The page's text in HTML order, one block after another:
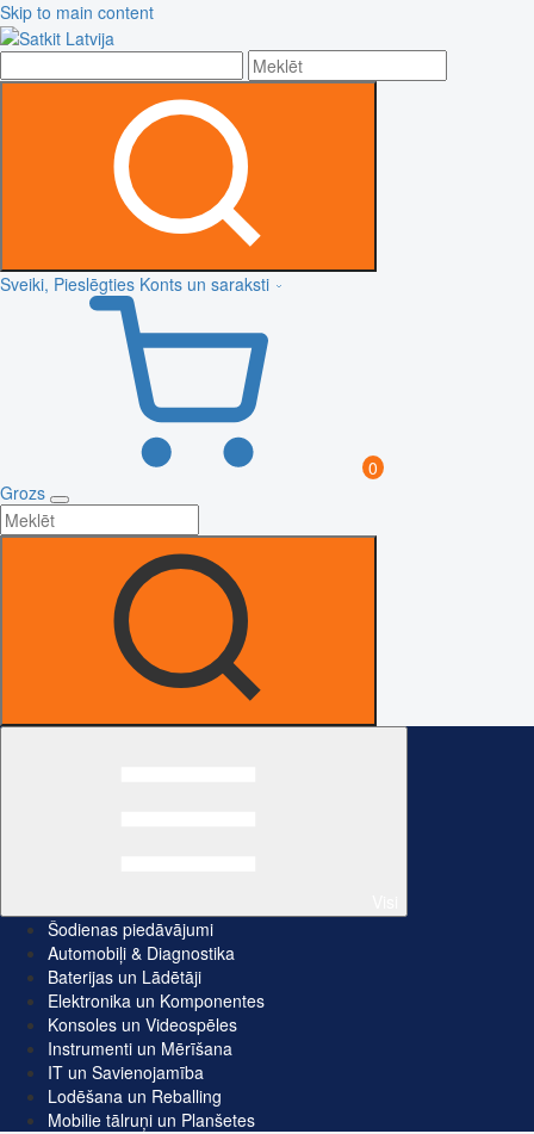
Skip to main content
Sveiki, Pieslēgties Konts un saraksti
0
Grozs
Šodienas piedāvājumi
Automobiļi & Diagnostika
Baterijas un Lādētāji
Elektronika un Komponentes
Konsoles un Videospēles
Instrumenti un Mērīšana
IT un Savienojamība
Lodēšana un Reballing
Mobilie tālruņi un Planšetes